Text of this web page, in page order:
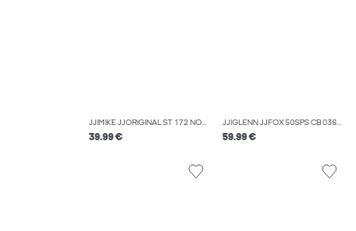
JJIMIKE JJORIGINAL ST 172 NOOS JEAN COUPE TAPERED
39.99 €
JJIGLENN JJFOX 50SPS CB 036 NOOS JEAN SLIM
59.99 €